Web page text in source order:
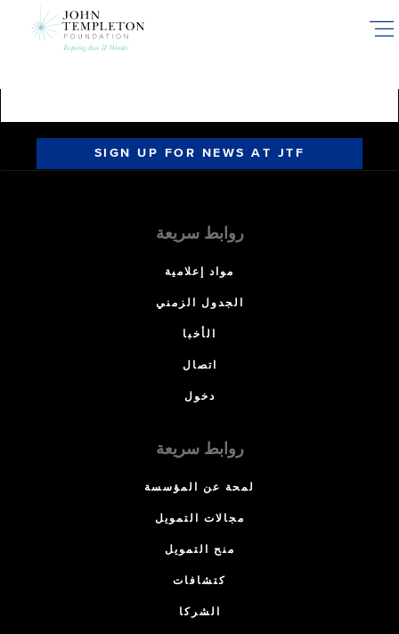
SIGN UP FOR NEWS AT JTF
روابط سريعة
مواد إعلامية
الجدول الزمني
الأخبا
اتصال
دخول
روابط سريعة
لمحة عن المؤسسة
مجالات التمويل
منح التمويل
كتشافات
الشركا